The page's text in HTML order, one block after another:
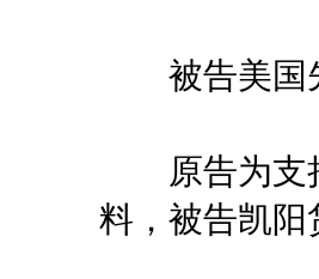
被告美国先
原告为支持
料，被告凯阳